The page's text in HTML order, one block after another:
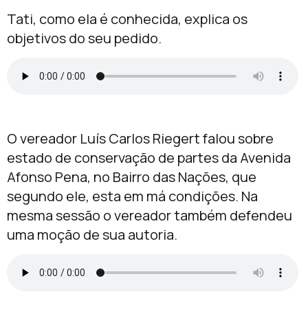
Tati, como ela é conhecida, explica os
objetivos do seu pedido.
O vereador Luís Carlos Riegert falou sobre
estado de conservação de partes da Avenida
Afonso Pena, no Bairro das Nações, que
segundo ele, esta em má condições. Na
mesma sessão o vereador também defendeu
uma moção de sua autoria.